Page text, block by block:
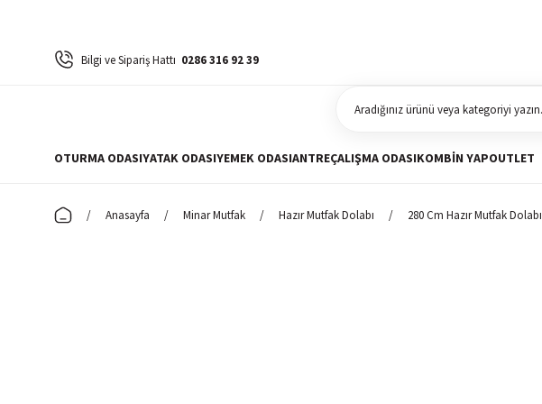
Bilgi ve Sipariş Hattı 0286 316 92 39
OTURMA ODASIYATAK ODASIYEMEK ODASIANTREÇALIŞMA ODASIKOMBIN YAPOUTLET
Anasayfa Minar Mutfak Hazır Mutfak Dolabı 280 Cm Hazır Mutfak Dolabı